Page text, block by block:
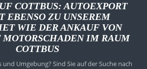
COTTBUS: AUTOEXPORT
EBENSO ZU UNSEREM
WIE DER ANKAUF VON
MOTORSCHADEN IM RAUM
COTTBUS
Umgebung? Sind Sie auf der Suche nach